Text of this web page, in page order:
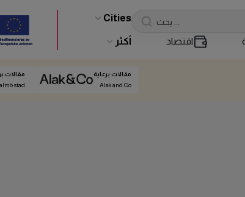
Cities
اقتصاد أكثر
مقالات برعاية
Alak and Co
مقالات
stad